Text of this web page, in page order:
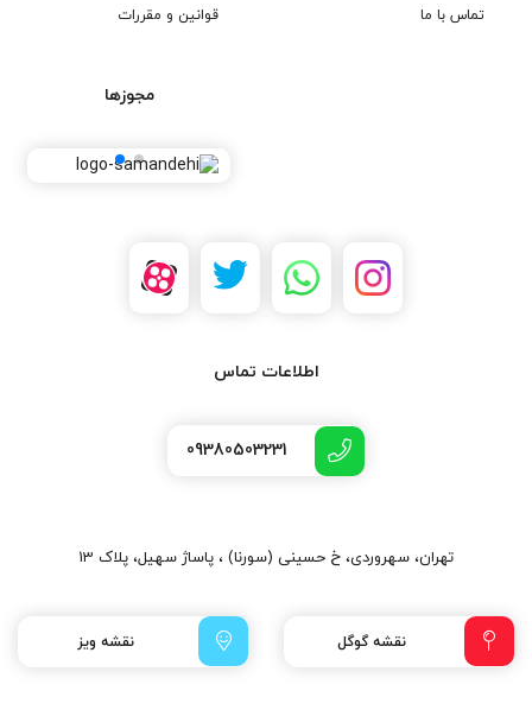
تماس با ما قوانین و مقررات
مجوزها
اطلاعات تماس
09380503231
تهران، سهروردی، خ حسینی (سورنا) ، پاساژ سهیل، پلاک 13
نقشه گوگل نقشه ویز